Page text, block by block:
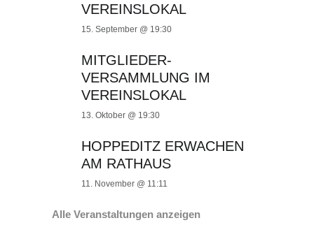
VEREINSLOKAL
15. September @ 19:30
MITGLIEDER-
VERSAMMLUNG IM
VEREINSLOKAL
13. Oktober @ 19:30
HOPPEDITZ ERWACHEN
AM RATHAUS
11. November @ 11:11
Alle Veranstaltungen anzeigen